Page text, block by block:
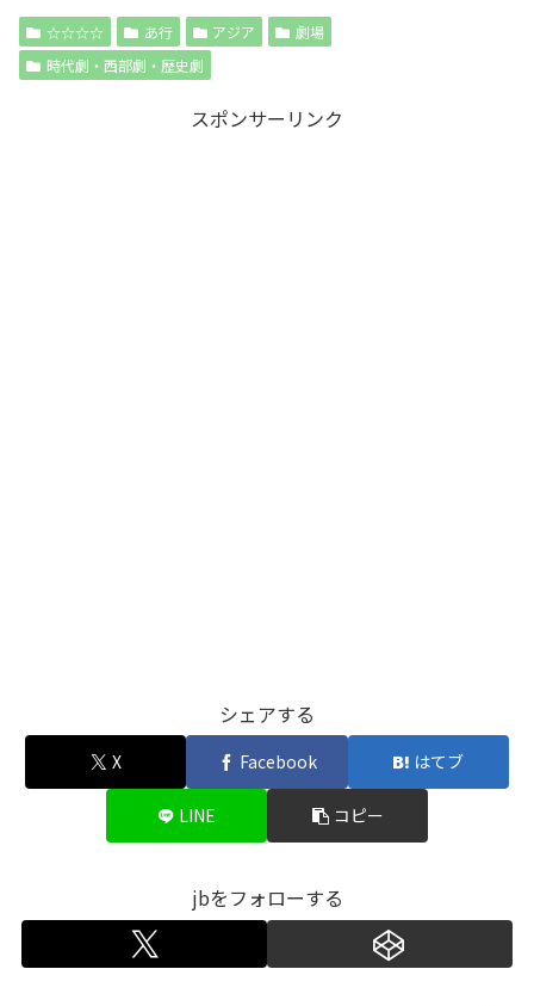
☆☆☆☆ あ行 アジア
劇場
時代劇・西部劇・歴史劇
スポンサーリンク
シェアする
X Facebook はてブ
LINE コピー
jbをフォローする